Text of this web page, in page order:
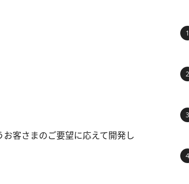
客さまのご要望に応えて開発し